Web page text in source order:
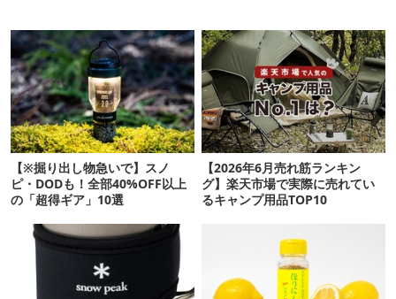
【※掘り出し物急いで】スノ
ピ・DODも！全部40%OFF以上
の「超得ギア」10選
【2026年6月売れ筋ランキン
グ】楽天市場で実際に売れてい
るキャンプ用品TOP10